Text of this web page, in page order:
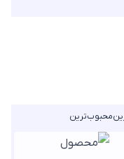
محبوب‌ترین